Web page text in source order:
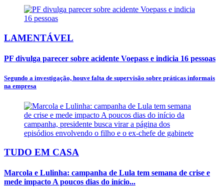
LAMENTÁVEL
PF divulga parecer sobre acidente Voepass e indicia 16 pessoas
Segundo a investigação, houve falta de supervisão sobre práticas informais
na empresa
TUDO EM CASA
Marcola e Lulinha: campanha de Lula tem semana de crise e
mede impacto A poucos dias do início...